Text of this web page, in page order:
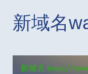
新域名